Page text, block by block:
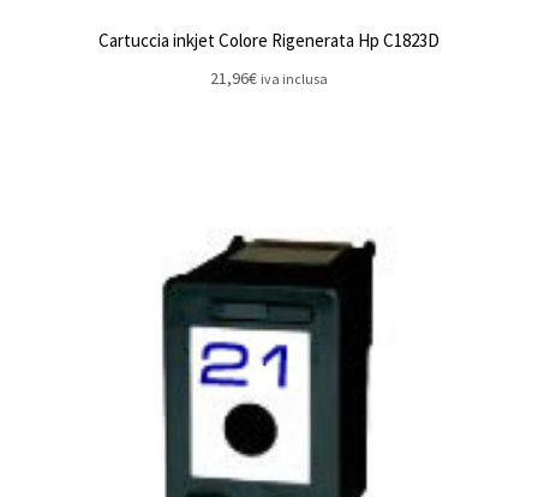
Cartuccia inkjet Colore Rigenerata Hp C1823D
21,96€ iva inclusa